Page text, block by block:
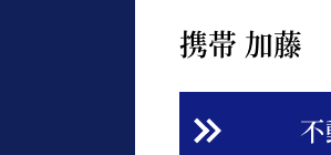
携帯 加藤